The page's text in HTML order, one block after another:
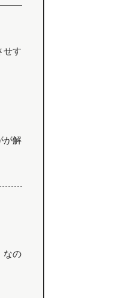
せす
が解
なの